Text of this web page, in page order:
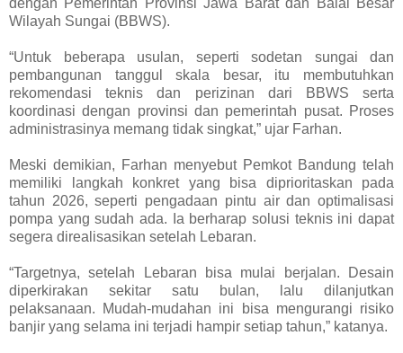
Wilayah Sungai (BBWS).
“Untuk beberapa usulan, seperti sodetan sungai dan
pembangunan tanggul skala besar, itu membutuhkan
rekomendasi teknis dan perizinan dari BBWS serta
koordinasi dengan provinsi dan pemerintah pusat. Proses
administrasinya memang tidak singkat,” ujar Farhan.
Meski demikian, Farhan menyebut Pemkot Bandung telah
memiliki langkah konkret yang bisa diprioritaskan pada
tahun 2026, seperti pengadaan pintu air dan optimalisasi
pompa yang sudah ada. Ia berharap solusi teknis ini dapat
segera direalisasikan setelah Lebaran.
“Targetnya, setelah Lebaran bisa mulai berjalan. Desain
diperkirakan sekitar satu bulan, lalu dilanjutkan
pelaksanaan. Mudah-mudahan ini bisa mengurangi risiko
banjir yang selama ini terjadi hampir setiap tahun,” katanya.